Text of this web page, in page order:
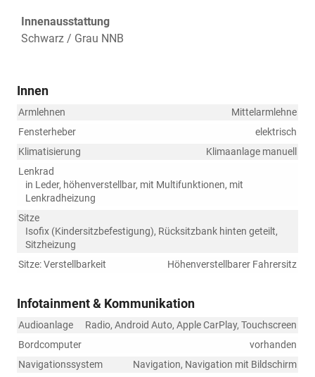
Innenausstattung
Schwarz / Grau NNB
Innen
Armlehnen
Mittelarmlehne
Fensterheber
elektrisch
Klimatisierung
Klimaanlage manuell
Lenkrad
in Leder, höhenverstellbar, mit Multifunktionen, mit
Lenkradheizung
Sitze
Isofix (Kindersitzbefestigung), Rücksitzbank hinten geteilt,
Sitzheizung
Sitze: Verstellbarkeit
Höhenverstellbarer Fahrersitz
Infotainment & Kommunikation
Audioanlage
Radio, Android Auto, Apple CarPlay, Touchscreen
Bordcomputer
vorhanden
Navigationssystem
Navigation, Navigation mit Bildschirm